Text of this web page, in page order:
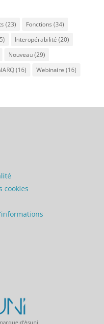
(23) Fonctions (34)
Interopérabilité (20)
Nouveau(29)
(16) Webinaire (16)
cookies
d’Asuni